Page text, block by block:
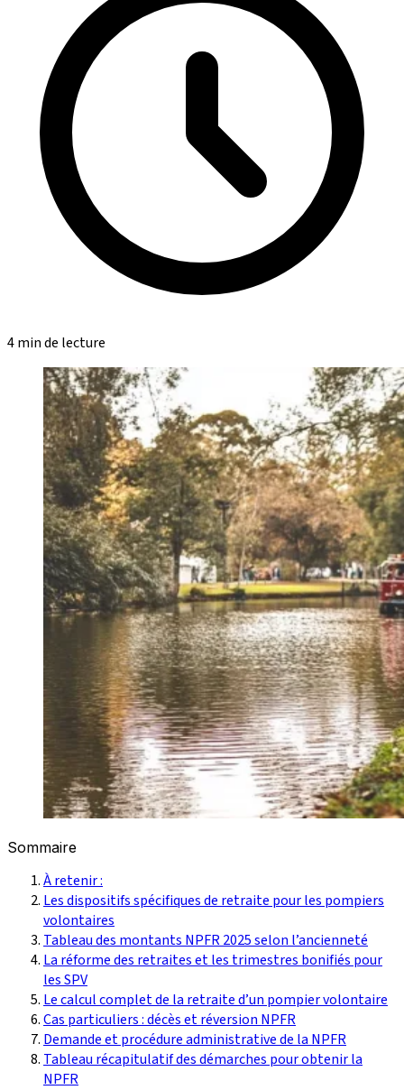
4 min de lecture
Sommaire
À retenir :
Les dispositifs spécifiques de retraite pour les pompiers
volontaires
Tableau des montants NPFR 2025 selon l’ancienneté
La réforme des retraites et les trimestres bonifiés pour
les SPV
Le calcul complet de la retraite d’un pompier volontaire
Cas particuliers : décès et réversion NPFR
Demande et procédure administrative de la NPFR
Tableau récapitulatif des démarches pour obtenir la
NPFR